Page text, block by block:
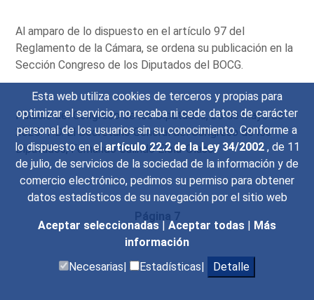
Esta web utiliza cookies de terceros y propias para
optimizar el servicio, no recaba ni cede datos de carácter
personal de los usuarios sin su conocimiento. Conforme a
lo dispuesto en elartículo 22.2 de la Ley 34/2002 , de 11
de julio, de servicios de la sociedad de la información y de
comercio electrónico, pedimos su permiso para obtener
datos estadísticos de su navegación por el sitio web
Aceptar seleccionadas | Aceptar todas | Más
información
Necesarias|
Estadísticas| Detalle
Al amparo de lo dispuesto en el artículo 97 del
Reglamento de la Cámara, se ordena su publicación en la
Sección Congreso de los Diputados del BOCG.
Palacio del Congreso de los Diputados, 26 de mayo de
2025.-P.D. El Secretario General del Congreso de los
Diputados, Fernando Galindo Elola-Olaso.
Página 7